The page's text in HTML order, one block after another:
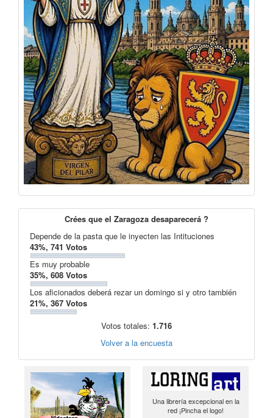
Crées que el Zaragoza desaparecerá ?
Depende de la pasta que le inyecten las Intituciones
43%, 741 Votos
Es muy probable
35%, 608 Votos
Los aficionados deberá rezar un domingo si y otro también
21%, 367 Votos
Votos totales: 1.716
Volver a la encuesta
Una librería excepcional en la
red ¡Pincha el logo!